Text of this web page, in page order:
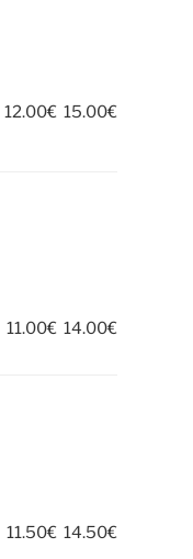
12.00€ 15.00€
11.00€ 14.00€
11.50€ 14.50€